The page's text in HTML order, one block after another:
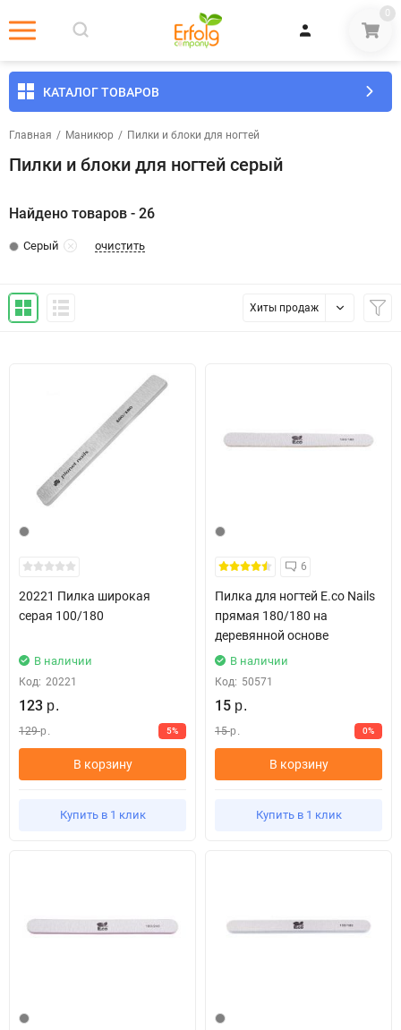
0
КАТАЛОГ ТОВАРОВ
Главная / Маникюр / ​Пилки и блоки для ногтей
Пилки и блоки для ногтей серый
Найдено товаров - 26
Серый очистить
Хиты продаж
20221 Пилка широкая
серая 100/180
В наличии
Код: 20221
123 р.
129р. 5%
В корзину
Купить в 1 клик
6
Пилка для ногтей E.co Nails
прямая 180/180 на
деревянной основе
В наличии
Код: 50571
15 р.
15р. 0%
В корзину
Купить в 1 клик